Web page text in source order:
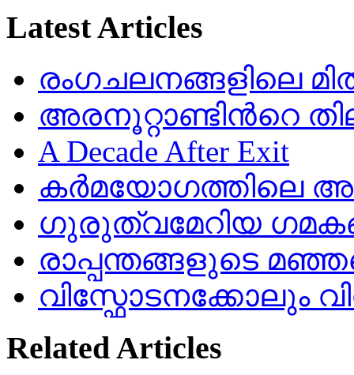
Latest Articles
രംഗചലനങ്ങളിലെ
അരനൂറ്റാണ്ടിൻറെ
A Decade After Exit
കർമയോഗത്തിലെ
ഗുരുത്വമേറിയ
രാപ്പന്തങ്ങളുടെ
വിസ്ഫോടനക്കോലും
Related Articles